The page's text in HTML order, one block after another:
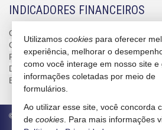
INDICADORES FINANCEIROS
CUB /
CUB /SCvariação
0,95%
Poupança
0,6738%
Dólar Comercial
R$ 5,10
Euro
R$ 5,88
© 2026 CRECI/SC 4586-J Política de
Utilizamos cookies para oferecer
experiência, melhorar o
como você interage em nosso site e
informações coletadas por meio de
formulários.
Ao utilizar esse site, você concorda
de cookies . Para mais informações